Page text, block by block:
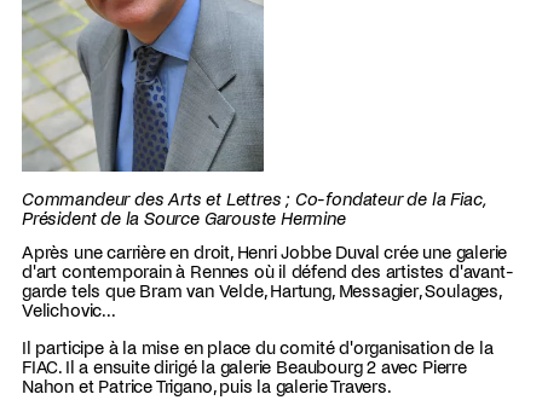
Commandeur des Arts et Lettres ; Co-fondateur de la Fiac,
Président de la Source Garouste Hermine
Après une carrière en droit, Henri Jobbe Duval crée une galerie
d'art contemporain à Rennes où il défend des artistes d'avant-
garde tels que Bram van Velde, Hartung, Messagier, Soulages,
Velichovic...
Il participe à la mise en place du comité d'organisation de la
FIAC. Il a ensuite dirigé la galerie Beaubourg 2 avec Pierre
Nahon et Patrice Trigano, puis la galerie Travers.